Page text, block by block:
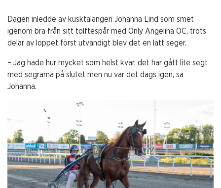
Dagen inledde av kusktalangen Johanna Lind som smet
igenom bra från sitt tolftespår med Only Angelina OC, trots
delar av loppet först utvändigt blev det en lätt seger.
– Jag hade hur mycket som helst kvar, det har gått lite segt
med segrarna på slutet men nu var det dags igen, sa
Johanna.